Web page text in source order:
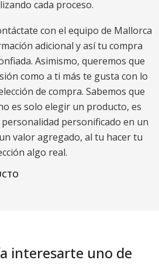
cada proceso.
con el equipo de Mallorca
adicional y así tu compra
Asimismo, queremos que
como a ti más te gusta con lo
de compra. Sabemos que
es solo elegir un producto, es
personificado en un
valor agregado, al tu hacer tu
algo real.
interesarte uno de